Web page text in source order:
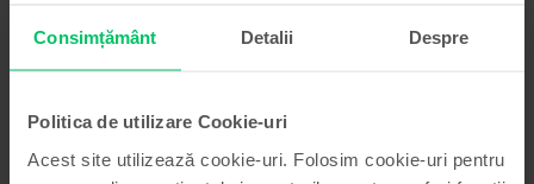
Consimțământ Detalii Despre
Politica de utilizare Cookie-uri
Acest site utilizează cookie-uri. Folosim cookie-uri pentru
Blue, 256 GB, Ca nou